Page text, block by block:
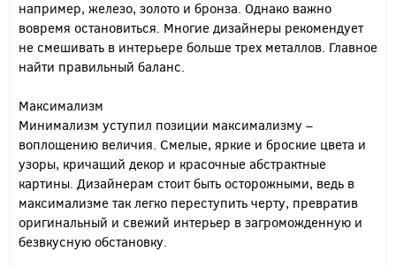
например, железо, золото и бронза. Однако важно
вовремя остановиться. Многие дизайнеры рекомендует
не смешивать в интерьере больше трех металлов. Главное
найти правильный баланс.
Максимализм
Минимализм уступил позиции максимализму –
воплощению величия. Смелые, яркие и броские цвета и
узоры, кричащий декор и красочные абстрактные
картины. Дизайнерам стоит быть осторожными, ведь в
максимализме так легко переступить черту, превратив
оригинальный и свежий интерьер в загроможденную и
безвкусную обстановку.